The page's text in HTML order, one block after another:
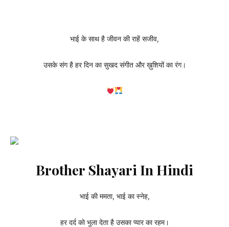
भाई के साथ है जीवन की राहें सजीव,
उसके संग है हर दिन का सुखद संगीत और ख़ुशियों का रंग।
Brother Shayari In Hindi
भाई की ममता, भाई का स्नेह,
हर दर्द को भुला देता है उसका प्यार का रहम।